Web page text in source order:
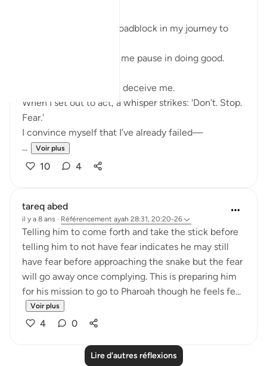
I’ve realized there is a roadblock in my journey to
Something that makes me pause in doing good.
My first thoughts often deceive me.
When I set out to act, a whisper strikes: 'Don’t. Stop.
Fear.'
I convince myself that I’ve already failed—
...
Voir plus
10 4
tareq abed
il y a 8 ans · Référencement ayah 28:31, 20:20-26
Telling him to come forth and take the stick before
telling him to not have fear indicates he may still
have fear before approaching the snake but the fear
will go away once complying. This is preparing him
for his mission to go to Pharoah though he feels fe...
Voir plus
4 0
Lire d'autres réflexions